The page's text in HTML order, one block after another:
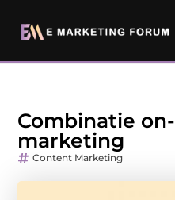
Combinatie
marketing
Content Marketing